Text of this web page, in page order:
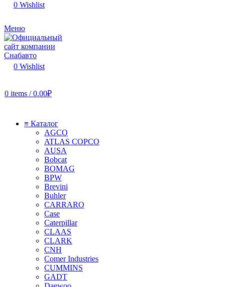
0 Wishlist
Меню
0 Wishlist
0 items / 0.00₽
≡ Каталог
AGCO
ATLAS COPCO
AUSA
Bobcat
BOMAG
BPW
Brevini
Buhler
CARRARO
Case
Caterpillar
CLAAS
CLARK
CNH
Comer Industries
CUMMINS
GADT